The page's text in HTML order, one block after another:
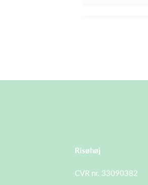
Risøhøj
CVR nr. 33090382